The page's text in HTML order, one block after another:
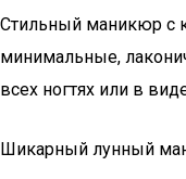
Стильный маникюр с
минимальные,
всех ногтях или в
Шикарный лунный